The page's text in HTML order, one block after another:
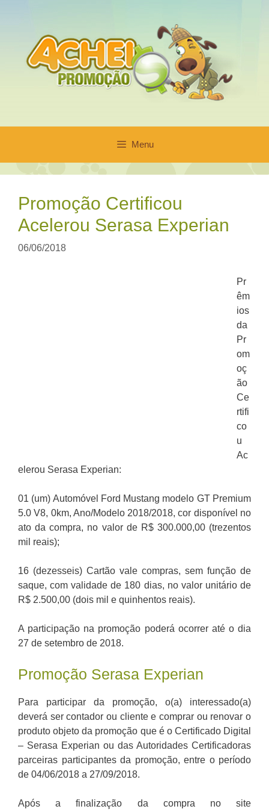
conteúdo
Menu
Promoção Certificou
Acelerou Serasa Experian
06/06/2018
Pr
êm
ios
da
Pr
om
oç
ão
Ce
rtifi
co
u
Ac
elerou Serasa Experian:
01 (um) Automóvel Ford Mustang modelo GT Premium
5.0 V8, 0km, Ano/Modelo 2018/2018, cor disponível no
ato da compra, no valor de R$ 300.000,00 (trezentos
mil reais);
16 (dezesseis) Cartão vale compras, sem função de
saque, com validade de 180 dias, no valor unitário de
R$ 2.500,00 (dois mil e quinhentos reais).
A participação na promoção poderá ocorrer até o dia
27 de setembro de 2018.
Promoção Serasa Experian
Para participar da promoção, o(a) interessado(a)
deverá ser contador ou cliente e comprar ou renovar o
produto objeto da promoção que é o Certificado Digital
– Serasa Experian ou das Autoridades Certificadoras
parceiras participantes da promoção, entre o período
de 04/06/2018 a 27/09/2018.
Após a finalização da compra no site